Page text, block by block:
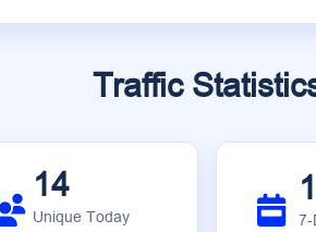
Traffic
14
Unique Today
7-